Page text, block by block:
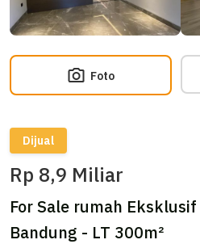
Foto
Dijual
Rp 8,9 Miliar
For Sale rumah
Bandung - LT 300m²